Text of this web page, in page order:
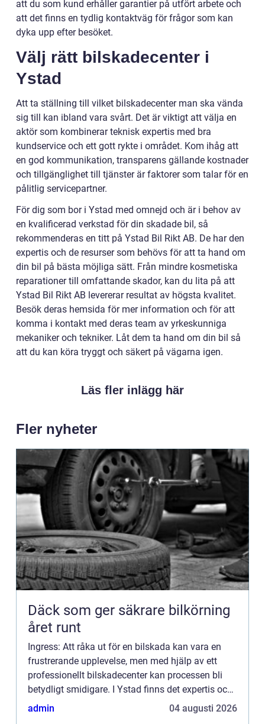
att du som kund erhåller garantier på utfört arbete och
att det finns en tydlig kontaktväg för frågor som kan
dyka upp efter besöket.
Välj rätt bilskadecenter i
Ystad
Att ta ställning till vilket bilskadecenter man ska vända
sig till kan ibland vara svårt. Det är viktigt att välja en
aktör som kombinerar teknisk expertis med bra
kundservice och ett gott rykte i området. Kom ihåg att
en god kommunikation, transparens gällande kostnader
och tillgänglighet till tjänster är faktorer som talar för en
pålitlig servicepartner.
För dig som bor i Ystad med omnejd och är i behov av
en kvalificerad verkstad för din skadade bil, så
rekommenderas en titt på Ystad Bil Rikt AB. De har den
expertis och de resurser som behövs för att ta hand om
din bil på bästa möjliga sätt. Från mindre kosmetiska
reparationer till omfattande skador, kan du lita på att
Ystad Bil Rikt AB levererar resultat av högsta kvalitet.
Besök deras hemsida för mer information och för att
komma i kontakt med deras team av yrkeskunniga
mekaniker och tekniker. Låt dem ta hand om din bil så
att du kan köra tryggt och säkert på vägarna igen.
Läs fler inlägg här
Fler nyheter
Däck som ger säkrare bilkörning
året runt
Ingress: Att råka ut för en bilskada kan vara en
frustrerande upplevelse, men med hjälp av ett
professionellt bilskadecenter kan processen bli
betydligt smidigare. I Ystad finns det expertis och
service som kan hantera allt från...
admin 04 augusti 2026